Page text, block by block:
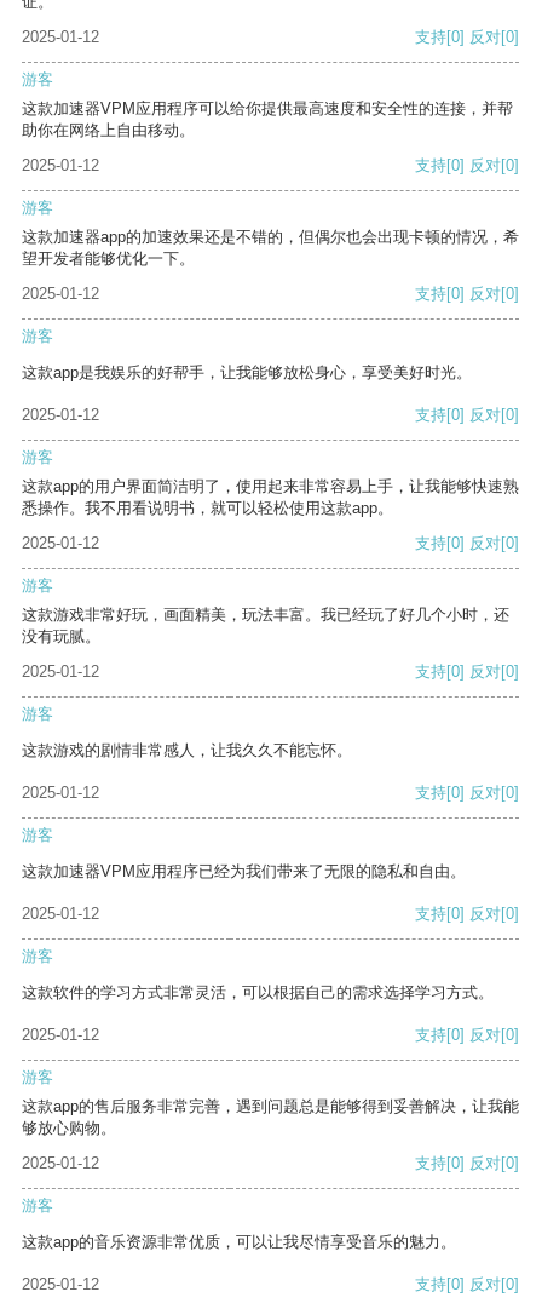
2025-01-12
支持[0] 反对[0]
游客
这款加速器VPM应用程序可以给你提供最高速度和安全性的连接，并帮
助你在网络上自由移动。
2025-01-12
支持[0] 反对[0]
游客
这款加速器app的加速效果还是不错的，但偶尔也会出现卡顿的情况，希
望开发者能够优化一下。
2025-01-12
支持[0] 反对[0]
游客
这款app是我娱乐的好帮手，让我能够放松身心，享受美好时光。
2025-01-12 支持[0] 反对[0]
游客
这款app的用户界面简洁明了，使用起来非常容易上手，让我能够快速熟
悉操作。我不用看说明书，就可以轻松使用这款app。
2025-01-12
支持[0] 反对[0]
游客
这款游戏非常好玩，画面精美，玩法丰富。我已经玩了好几个小时，还
没有玩腻。
2025-01-12
支持[0] 反对[0]
游客
这款游戏的剧情非常感人，让我久久不能忘怀。
2025-01-12 支持[0] 反对[0]
游客
这款加速器VPM应用程序已经为我们带来了无限的隐私和自由。
2025-01-12 支持[0] 反对[0]
游客
这款软件的学习方式非常灵活，可以根据自己的需求选择学习方式。
2025-01-12 支持[0] 反对[0]
游客
这款app的售后服务非常完善，遇到问题总是能够得到妥善解决，让我能
够放心购物。
2025-01-12
支持[0] 反对[0]
游客
这款app的音乐资源非常优质，可以让我尽情享受音乐的魅力。
2025-01-12 支持[0] 反对[0]